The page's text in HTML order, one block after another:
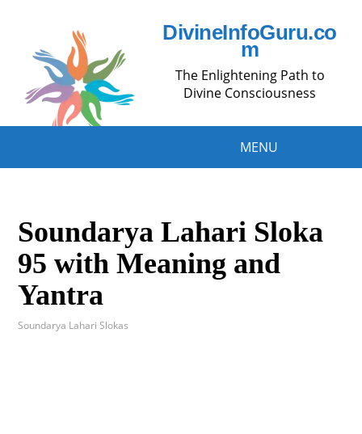
DivineInfoGuru.co
m
The Enlightening Path to
Divine Consciousness
MENU
Soundarya Lahari Sloka
95 with Meaning and
Yantra
Soundarya Lahari Slokas